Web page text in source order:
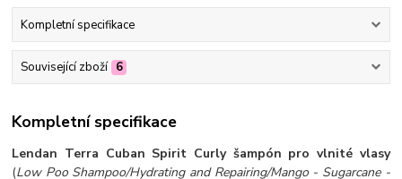
Kompletní specifikace
Související zboží 6
Kompletní specifikace
Lendan Terra Cuban Spirit Curly šampón pro vlnité vlasy
(Low Poo Shampoo/Hydrating and Repairing/Mango - Sugarcane -